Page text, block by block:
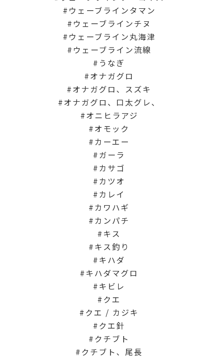
ウェーブラインタマン
ウェーブラインチヌ
ウェーブライン丸海津
ウェーブライン流線
うなぎ
オナガグロ
オナガグロ、スズキ
オナガグロ、口太グレ、
オニヒラアジ
オモック
カーエー
ガーラ
カサゴ
カツオ
カレイ
カワハギ
カンパチ
キス
キス釣り
キハダ
キハダマグロ
キビレ
クエ
クエ / カジキ
クエ針
クチブト
クチブト、尾長